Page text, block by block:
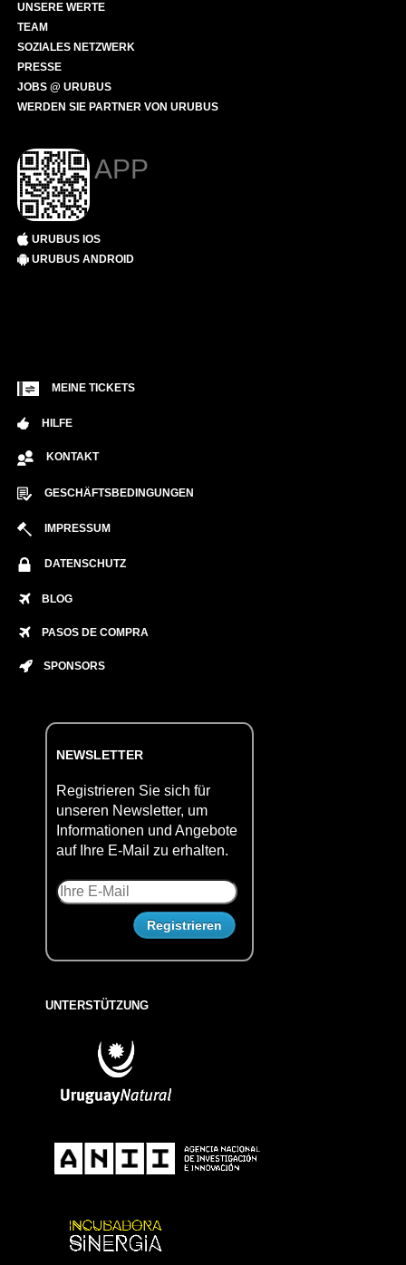
UNSERE WERTE
TEAM
SOZIALES NETZWERK
PRESSE
JOBS @ URUBUS
WERDEN SIE PARTNER VON URUBUS
APP
URUBUS IOS
URUBUS ANDROID
MEINE TICKETS
HILFE
KONTAKT
GESCHÄFTSBEDINGUNGEN
IMPRESSUM
DATENSCHUTZ
BLOG
PASOS DE COMPRA
SPONSORS
NEWSLETTER
Registrieren Sie sich für
unseren Newsletter, um
Informationen und Angebote
auf Ihre E-Mail zu erhalten.
UNTERSTÜTZUNG